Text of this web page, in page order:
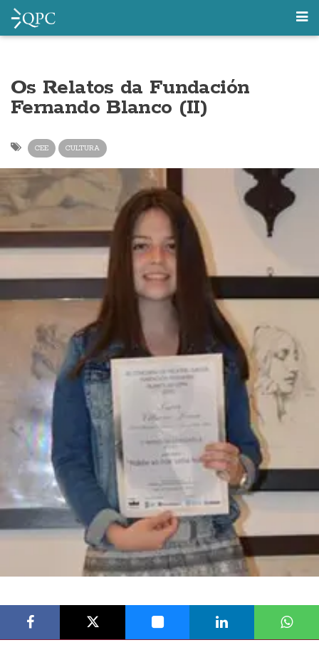
Os Relatos da Fundación
Fernando Blanco (II)
CEE CULTURA